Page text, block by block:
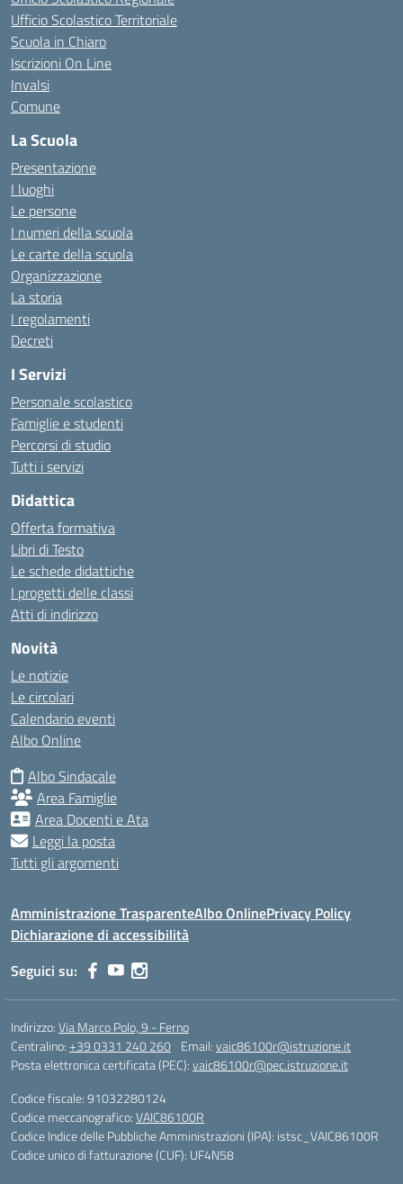
Ufficio Scolastico Territoriale
Scuola in Chiaro
Iscrizioni On Line
Invalsi
Comune
La Scuola
Presentazione
I luoghi
Le persone
I numeri della scuola
Le carte della scuola
Organizzazione
La storia
I regolamenti
Decreti
I Servizi
Personale scolastico
Famiglie e studenti
Percorsi di studio
Tutti i servizi
Didattica
Offerta formativa
Libri di Testo
Le schede didattiche
I progetti delle classi
Atti di indirizzo
Novità
Le notizie
Le circolari
Calendario eventi
Albo Online
Albo Sindacale
Area Famiglie
Area Docenti e Ata
Leggi la posta
Tutti gli argomenti
Amministrazione TrasparenteAlbo OnlinePrivacy Policy
Dichiarazione di accessibilità
Seguici su:
Indirizzo:Via Marco Polo, 9 - Ferno
Centralino:+39 0331 240 260 Email:vaic86100r@istruzione.it
Posta elettronica certificata (PEC):vaic86100r@pec.istruzione.it
Codice fiscale: 91032280124
Codice meccanografico:VAIC86100R
Codice Indice delle Pubbliche Amministrazioni (IPA): istsc_VAIC86100R
Codice unico di fatturazione (CUF): UF4N58